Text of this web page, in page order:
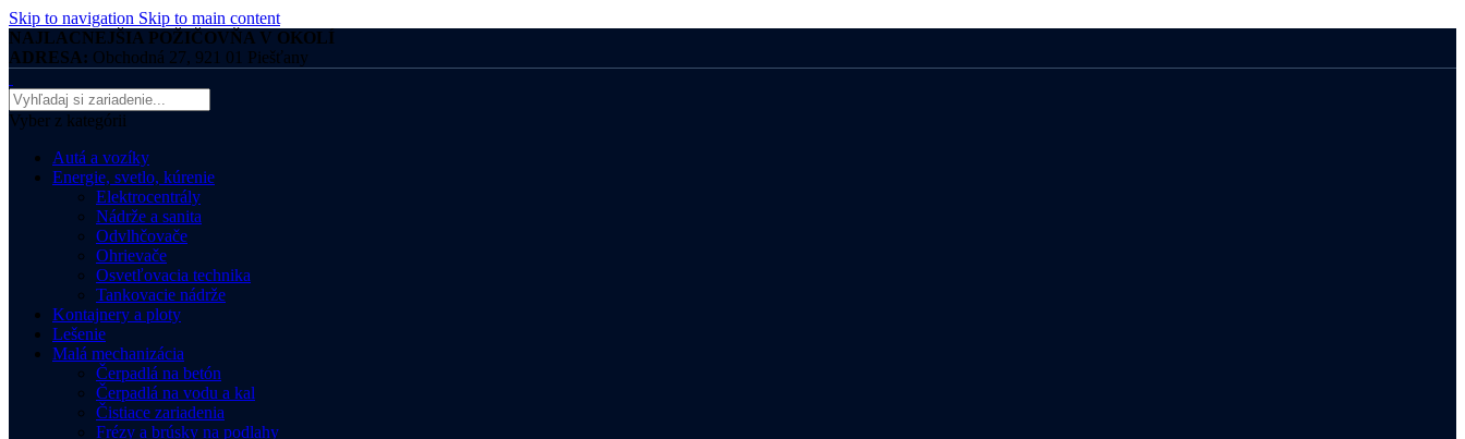
Skip to navigation Skip to main content
NAJLACNEJŠIA POŽIČOVŇA V OKOLÍ
ADRESA: Obchodná 27, 921 01 Piešťany
Vyber z kategórii
Autá a vozíky
Energie, svetlo, kúrenie
Elektrocentrály
Nádrže a sanita
Odvlhčovače
Ohrievače
Osvetľovacia technika
Tankovacie nádrže
Kontajnery a ploty
Lešenie
Malá mechanizácia
Čerpadlá na betón
Čerpadlá na vodu a kal
Čistiace zariadenia
Frézy a brúsky na podlahy